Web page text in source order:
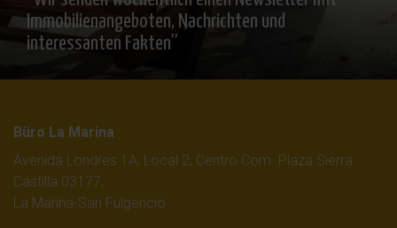
Immobilienangeboten, Nachrichten und
interessanten Fakten”
Büro La Marina
Avenida Londres 1A, Local 2, Centro Com. Plaza Sierra
Castilla 03177,
La Marina-San Fulgencio